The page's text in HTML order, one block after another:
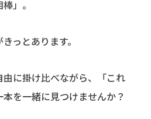
」。
っとあります。
に掛け比べながら、「これ
を一緒に見つけませんか？